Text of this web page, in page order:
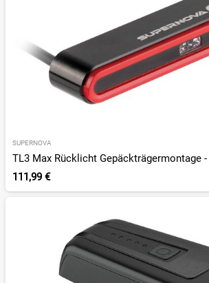
SUPERNOVA
TL3 Max Rücklicht Gepäckträgermontage -
111,99 €